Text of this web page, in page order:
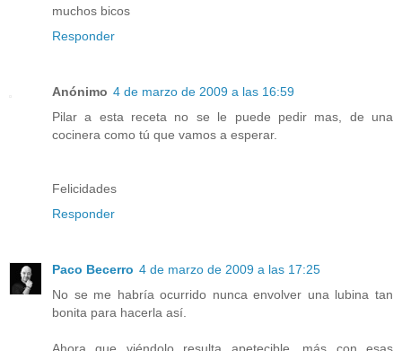
muchos bicos
Responder
Anónimo 4 de marzo de 2009 a las 16:59
Pilar a esta receta no se le puede pedir mas, de una
cocinera como tú que vamos a esperar.
Felicidades
Responder
Paco Becerro 4 de marzo de 2009 a las 17:25
No se me habría ocurrido nunca envolver una lubina tan
bonita para hacerla así.
Ahora que viéndolo resulta apetecible, más con esas